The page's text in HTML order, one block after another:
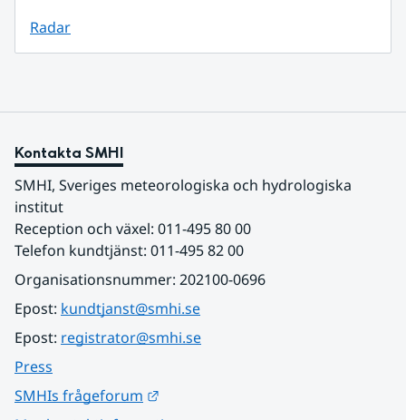
Radar
Kontakta SMHI
SMHI, Sveriges meteorologiska och hydrologiska
institut
Reception och växel: 011-495 80 00
Telefon kundtjänst: 011-495 82 00
Organisationsnummer: 202100-0696
Epost: kundtjanst@smhi.se
Epost: registrator@smhi.se
Press
SMHIs frågeforum